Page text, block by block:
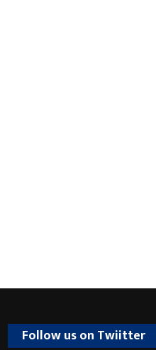
Follow us on Twiitter